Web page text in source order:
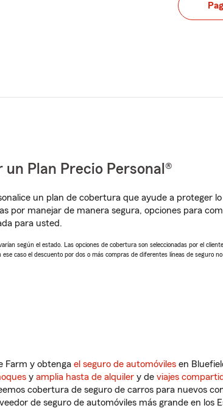
Plan Precio Personal®
un plan de cobertura que ayude a proteger
por manejar de manera segura, opciones para
para usted.
según el estado. Las opciones de cobertura son seleccionadas por el
caso el descuento por dos o más compras de diferentes líneas de seguro
Farm y obtenga el seguro de automóviles en
y amplia hasta de alquiler y de viajes
cobertura de seguro de carros para nuevos
de seguro de automóviles más grande en los